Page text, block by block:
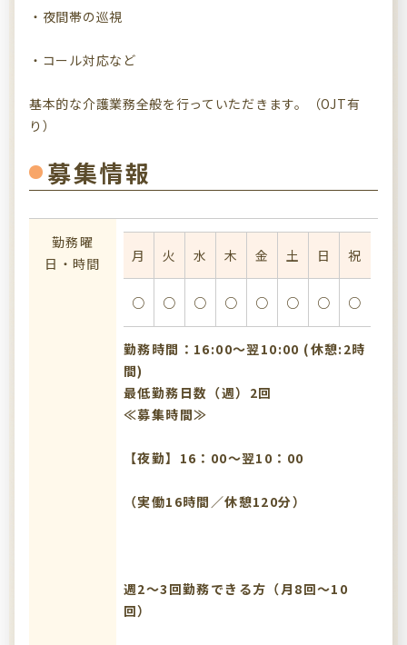
・夜間帯の巡視
・コール対応など
基本的な介護業務全般を行っていただきます。（OJT有
り）
募集情報
勤務曜
日・時間
月 火 水 木 金 土 日 祝
○ ○ ○ ○ ○ ○ ○ ○
勤務時間：16:00〜翌10:00 (休憩:2時
間)
最低勤務日数（週）2回
≪募集時間≫
【夜勤】16：00～翌10：00
（実働16時間／休憩120分）
週2～3回勤務できる方（月8回～10
回）